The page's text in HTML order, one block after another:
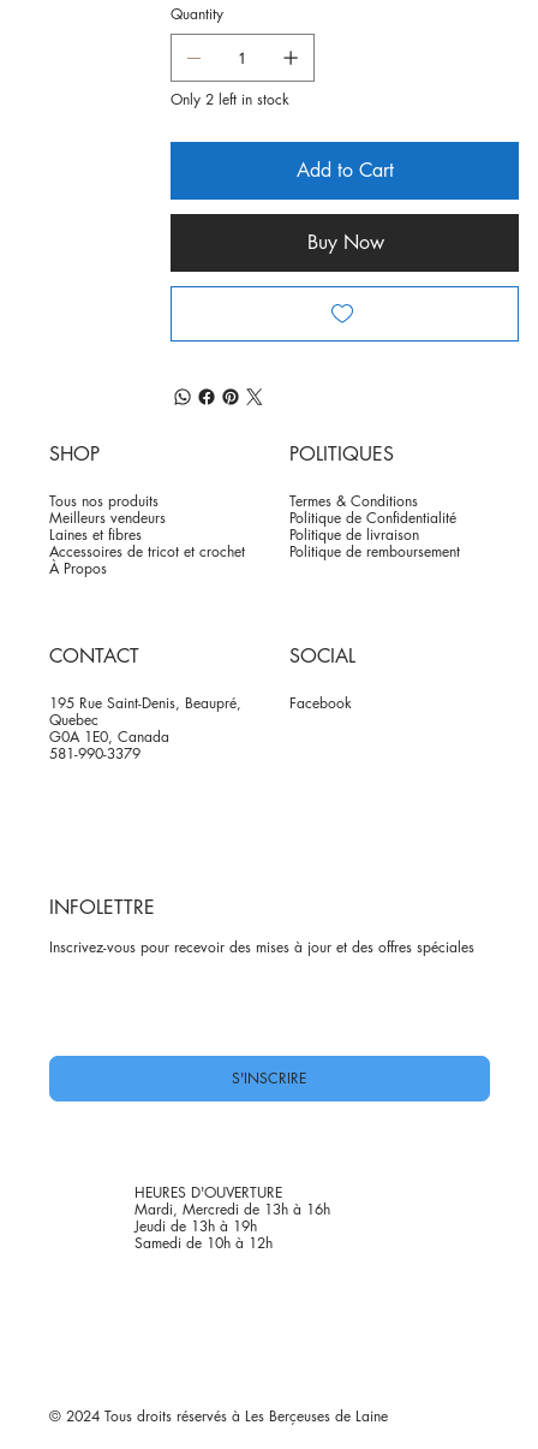
Quantity
Only 2 left in stock
Add to Cart
Buy Now
SHOP
Tous nos produits
Meilleurs vendeurs
Laines et fibres
Accessoires de tricot et crochet
À Propos
POLITIQUES
Termes & Conditions
Politique de Confidentialité
Politique de livraison
Politique de remboursement
CONTACT
195 Rue Saint-Denis, Beaupré,
Quebec
G0A 1E0, Canada
581-990-3379
SOCIAL
Facebook
INFOLETTRE
Inscrivez-vous pour recevoir des mises à jour et des offres spéciales
S'INSCRIRE
HEURES D'OUVERTURE
Mardi, Mercredi de 13h à 16h
Jeudi de 13h à 19h
Samedi de 10h à 12h
© 2024 Tous droits réservés à Les Berçeuses de Laine